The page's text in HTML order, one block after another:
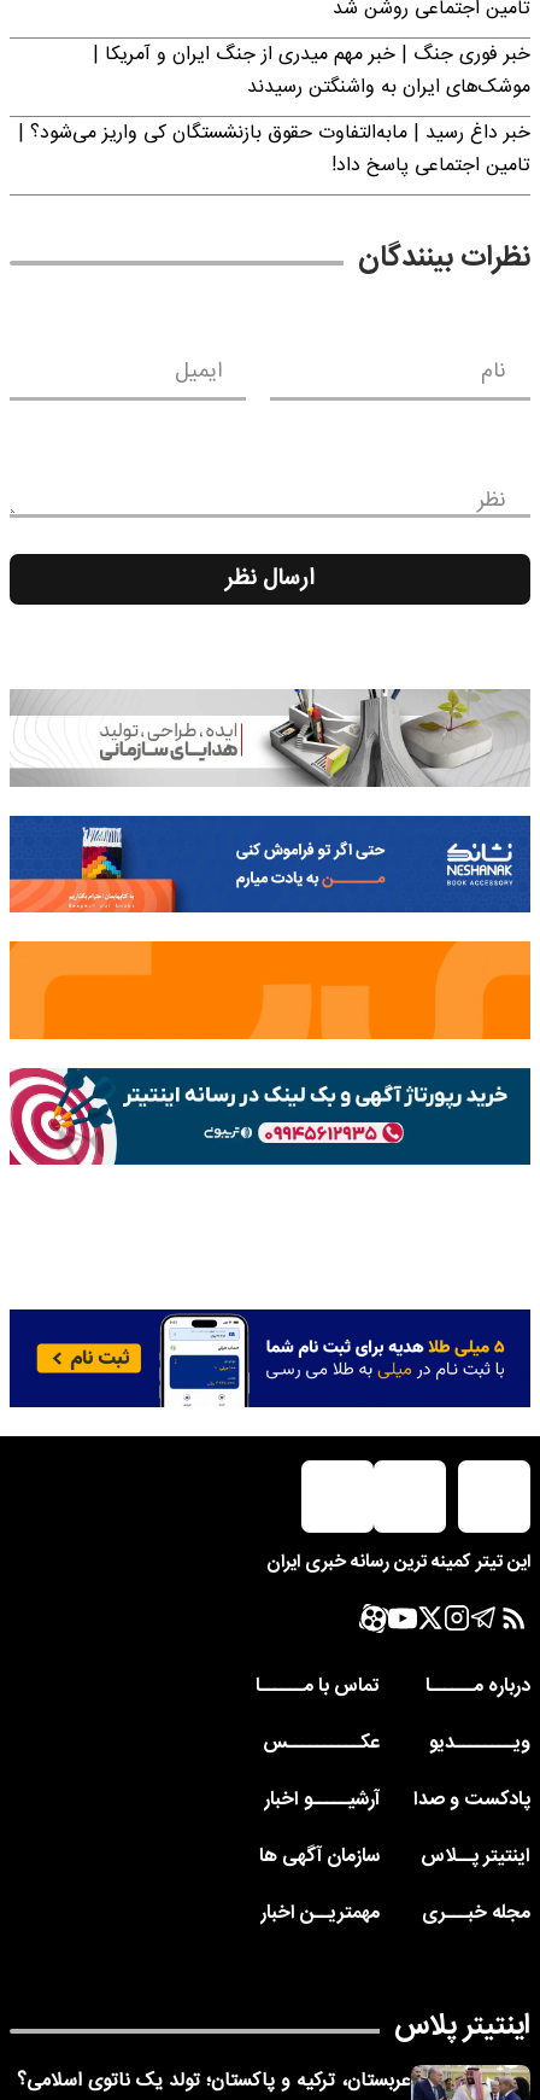
تامین اجتماعی روشن شد
خبر فوری جنگ | خبر مهم میدری از جنگ ایران و آمریکا |
موشک‌های ایران به واشنگتن رسیدند
خبر داغ رسید | مابه‌التفاوت حقوق بازنشستگان کی واریز می‌شود؟ |
تامین اجتماعی پاسخ داد!
نظرات بینندگان
نام ایمیل
نظر
ارسال نظر
این تیتر کمینه ترین رسانه خبری ایران
درباره مــــــا
تماس با مــــــا
ویــــــــدیو
عکــــــــــس
پادکست و صدا
آرشیـــــو اخبار
اینتیتر پــلاس
سازمان آگهی ها
مجله خبـــری
مهمتریــن اخبار
اینتیتر پلاس
عربستان، ترکیه و پاکستان؛ تولد یک ناتوی اسلامی؟